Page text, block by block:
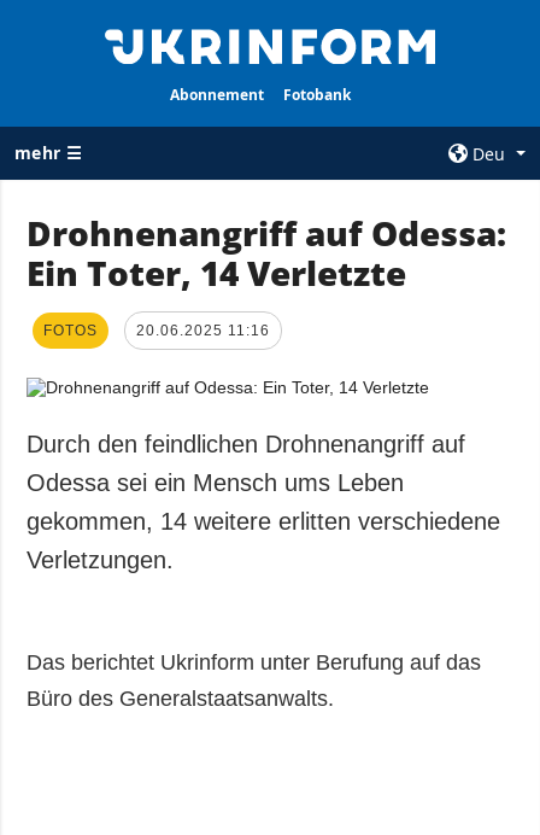
Abonnement Fotobank
mehr ☰
Deu
ALLE
Krieg
der Ukraine
Politik
Wirtschaft
Militär
Gesellschaft und
Kriminalität
Notstand und
AGENTUR
services
Vertraulichkeit
und zum Schutz
Daten
Drohnenangriff auf Odessa:
Ein Toter, 14 Verletzte
FOTOS 20.06.2025 11:16
Durch den feindlichen Drohnenangriff auf
Odessa sei ein Mensch ums Leben
gekommen, 14 weitere erlitten verschiedene
Verletzungen.
Das berichtet Ukrinform unter Berufung auf das
Büro des Generalstaatsanwalts.